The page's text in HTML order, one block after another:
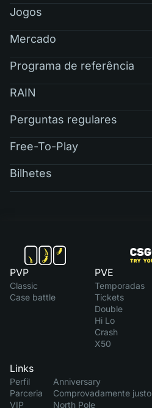
Jogos
Mercado
Programa de referência
RAIN
Perguntas regulares
Free-To-Play
Bilhetes
PVP
Classic
Case battle
PVE
Temporadas
Tickets
Double
Hi Lo
Crash
X50
Links
Perfil
Parceria
VIP
Anniversary
Comprovadamente justo
North Pole